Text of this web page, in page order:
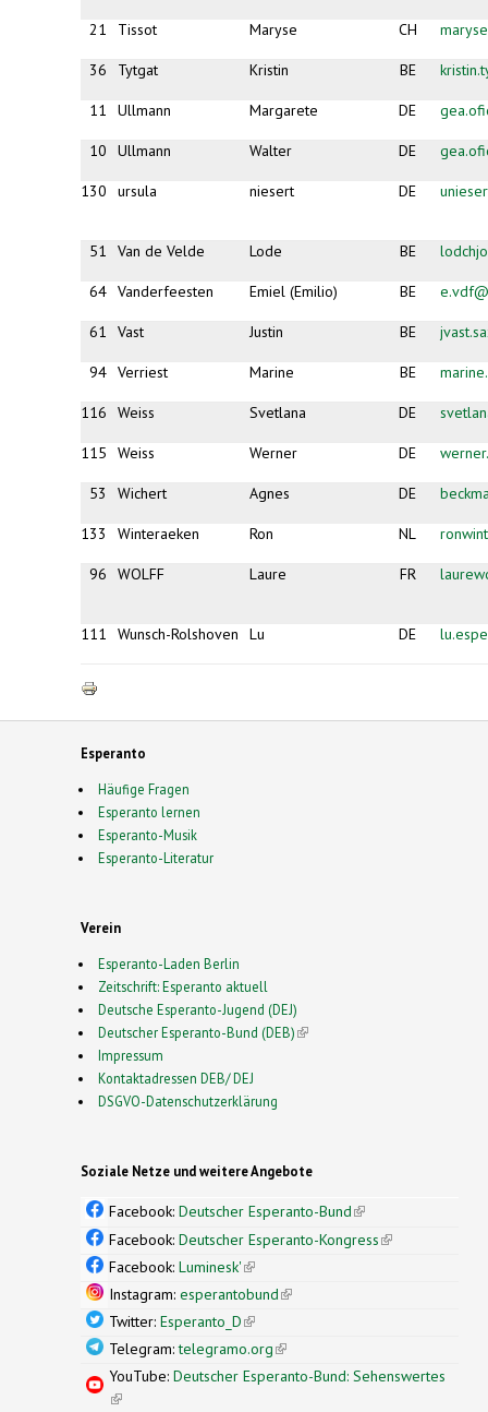
21 Tissot Maryse CH
36 Tytgat Kristin BE
11 Ullmann Margarete DE
10 Ullmann Walter DE
130 ursula niesert DE
51 Van de Velde Lode BE
64 Vanderfeesten Emiel (Emilio) BE
61 Vast Justin BE
94 Verriest Marine BE
116 Weiss Svetlana DE
115 Weiss Werner DE
53 Wichert Agnes DE
133 Winteraeken Ron NL
96 WOLFF Laure FR
111 Wunsch-Rolshoven Lu DE
Esperanto
Häufige Fragen
Esperanto lernen
Esperanto-Musik
Esperanto-Literatur
Verein
Esperanto-Laden Berlin
Zeitschrift: Esperanto aktuell
Deutsche Esperanto-Jugend (DEJ)
Deutscher Esperanto-Bund (DEB)(link is external)
Impressum
Kontaktadressen DEB/ DEJ
DSGVO-Datenschutzerklärung
Soziale Netze und weitere Angebote
Facebook: Deutscher Esperanto-Bund(link is
external)
Facebook: Deutscher Esperanto-Kongress(link is
Facebook: Luminesk'(link is external)
Instagram: esperantobund(link is external)
Twitter: Esperanto_D(link is external)
Telegram:telegramo.org(link is external)
YouTube: Deutscher Esperanto-Bund: Sehenswertes
(link is external)